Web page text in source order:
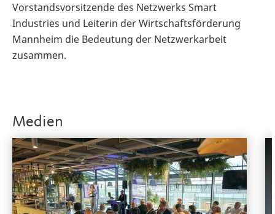
Vorstandsvorsitzende des Netzwerks Smart
Industries und Leiterin der Wirtschaftsförderung
Mannheim die Bedeutung der Netzwerkarbeit
zusammen.
Medien